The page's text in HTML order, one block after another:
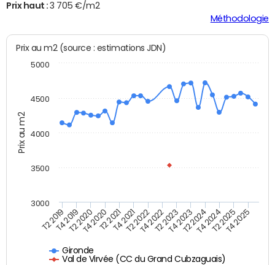
Prix haut :3 705 €/m2
Méthodologie
Prix au m2
Prix au m2 (source : estimations JDN)
Gironde
Val de Virvée (CC du Grand Cubzaguais)
T2 2019T4 2019T2 2020T4 2020T2 2021T4 2021T2 2022T4 2022T2 2023T4 2023T2 2024T4 2024T2 2025T4 2025
3500
4000
4500
5000
3000